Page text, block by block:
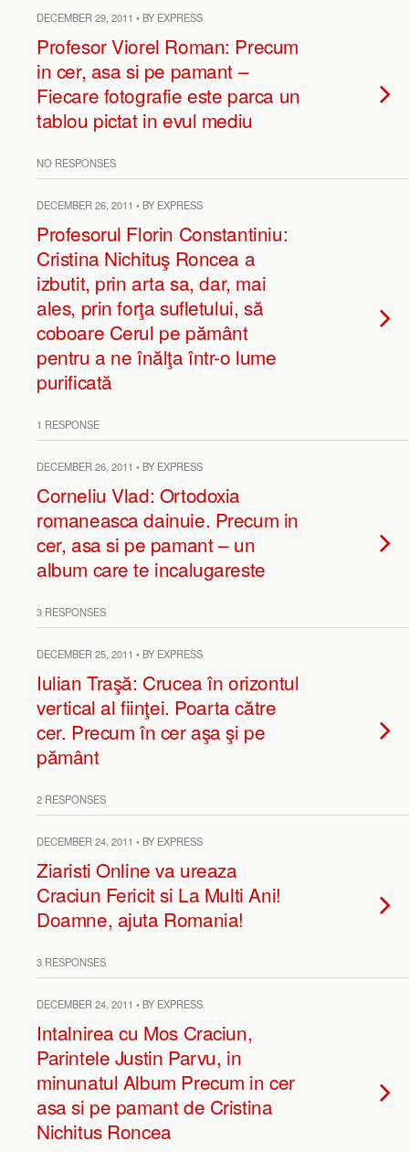
DECEMBER 29, 2011 • BY EXPRESS
Profesor Viorel Roman: Precum
in cer, asa si pe pamant –
Fiecare fotografie este parca un
tablou pictat in evul mediu
NO RESPONSES
DECEMBER 26, 2011 • BY EXPRESS
Profesorul Florin Constantiniu:
Cristina Nichituş Roncea a
izbutit, prin arta sa, dar, mai
ales, prin forţa sufletului, să
coboare Cerul pe pământ
pentru a ne înălţa într-o lume
purificată
1 RESPONSE
DECEMBER 26, 2011 • BY EXPRESS
Corneliu Vlad: Ortodoxia
romaneasca dainuie. Precum in
cer, asa si pe pamant – un
album care te incalugareste
3 RESPONSES
DECEMBER 25, 2011 • BY EXPRESS
Iulian Traşă: Crucea în orizontul
vertical al fiinţei. Poarta către
cer. Precum în cer aşa şi pe
pământ
2 RESPONSES
DECEMBER 24, 2011 • BY EXPRESS
Ziaristi Online va ureaza
Craciun Fericit si La Multi Ani!
Doamne, ajuta Romania!
3 RESPONSES
DECEMBER 24, 2011 • BY EXPRESS
Intalnirea cu Mos Craciun,
Parintele Justin Parvu, in
minunatul Album Precum in cer
asa si pe pamant de Cristina
Nichitus Roncea